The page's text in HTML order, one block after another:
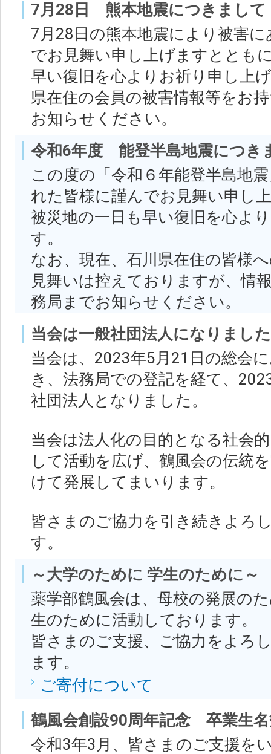
7月28日 熊本地震につきまして
7月28日の熊本地震により被害
でお見舞い申し上げますととも
早い復旧を心よりお祈り申し上
県在住の会員の被害情報等をお
お知らせください。
令和6年度 能登半島地震につき
この度の「令和６年能登半島地
れた皆様に謹んでお見舞い申し
被災地の一日も早い復旧を心よ
す。
なお、現在、石川県在住の皆様
見舞いは控えておりますが、情
務局までお知らせください。
当会は一般社団法人になりました
当会は、2023年5月21日の総会
き、法務局での登記を経て、
社団法人となりました。
当会は法人化の目的となる社会
して活動を広げ、鶴風会の伝統
けて発展してまいります。
皆さまのご協力を引き続きよろ
す。
～大学のために 学生のために～
薬学部鶴風会は、母校の発展の
生のために活動しております。
皆さまのご支援、ご協力をよろ
ます。
ご寄付について
鶴風会創設90周年記念 卒業生
令和3年3月、皆さまのご支援を